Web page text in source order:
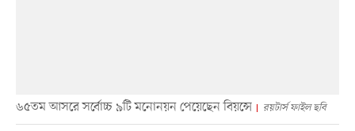
৬৫তম আসরে সর্বোচ্চ ৯টি মনোনয়ন পেয়েছেন বিয়ন্সে রয়টার্স ফাইল ছবি